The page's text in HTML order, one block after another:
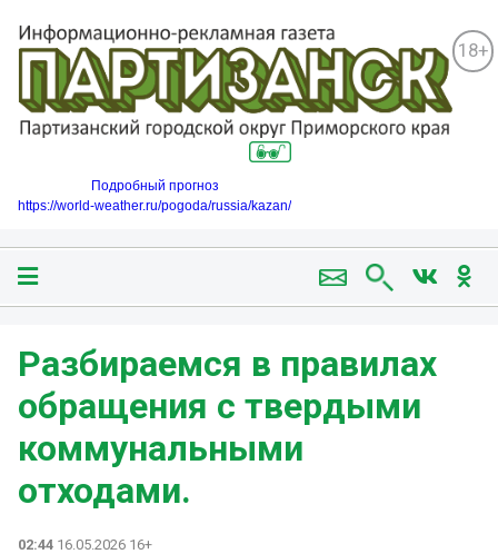
18+
Подробный прогноз
https://world-weather.ru/pogoda/russia/kazan/
Разбираемся в правилах
обращения с твердыми
коммунальными
отходами.
02:44 16.05.2026 16+